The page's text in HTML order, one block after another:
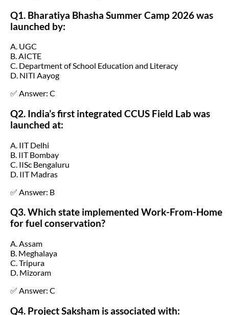
Q1. Bharatiya Bhasha Summer Camp 2026 was
launched by:
A. UGC
B. AICTE
C. Department of School Education and Literacy
D. NITI Aayog
✅ Answer: C
Q2. India’s first integrated CCUS Field Lab was
launched at:
A. IIT Delhi
B. IIT Bombay
C. IISc Bengaluru
D. IIT Madras
✅ Answer: B
Q3. Which state implemented Work-From-Home
for fuel conservation?
A. Assam
B. Meghalaya
C. Tripura
D. Mizoram
✅ Answer: C
Q4. Project Saksham is associated with: